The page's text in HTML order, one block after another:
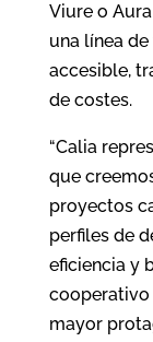
Viure o
una línea
accesible,
de costes.
“Calia
que
proyectos
perfiles de
eficiencia y
cooperativo
mayor